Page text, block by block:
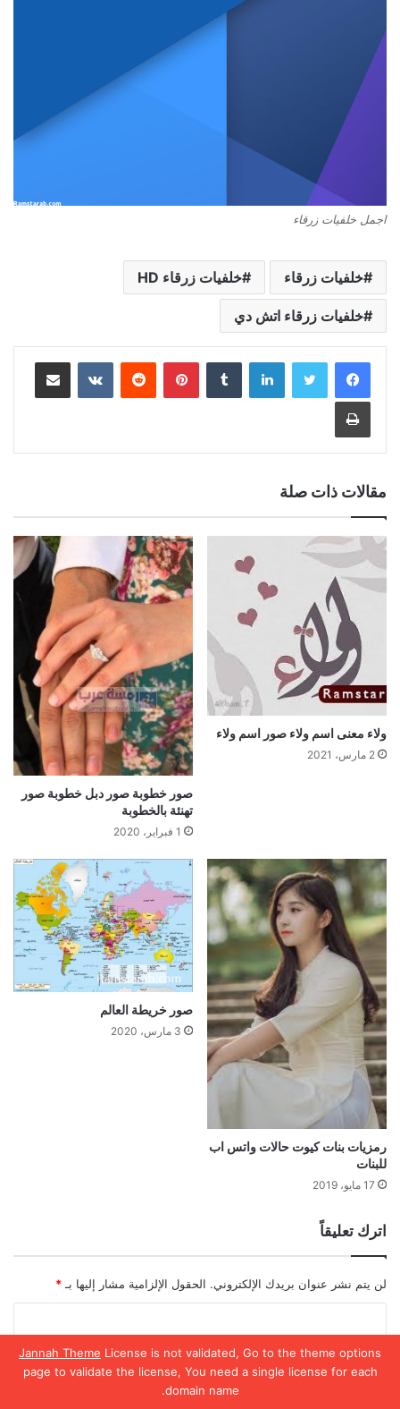
Jannah Theme License is not validated, Go to the theme options
page to validate the license, You need a single license for each
domain name.
اجمل خلفيات زرقاء
خلفيات زرقاء خلفيات زرقاء HD
خلفيات زرقاء اتش دي
لينكدإن بينتيريست مشاركة عبر البريد
طباعة
مقالات ذات صلة
ولاء معنى اسم ولاء صور اسم ولاء
2 مارس، 2021
صور خطوبة صور دبل خطوبة صور
تهنئة بالخطوبة
1 فبراير، 2020
رمزيات بنات كيوت حالات واتس اب
للبنات
17 مايو، 2019
صور خريطة العالم
3 مارس، 2020
اترك تعليقاً
لن يتم نشر عنوان بريدك الإلكتروني. الحقول الإلزامية مشار إليها بـ *